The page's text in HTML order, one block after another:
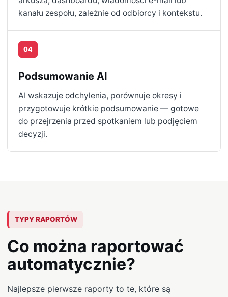
kanału zespołu, zależnie od odbiorcy i kontekstu.
04
Podsumowanie AI
AI wskazuje odchylenia, porównuje okresy i
przygotowuje krótkie podsumowanie — gotowe
do przejrzenia przed spotkaniem lub podjęciem
decyzji.
TYPY RAPORTÓW
Co można raportować
automatycznie?
Najlepsze pierwsze raporty to te, które są